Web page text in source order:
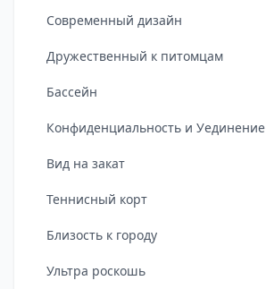
Современный дизайн
Дружественный к питомцам
Бассейн
Конфиденциальность и Уединение
Вид на закат
Теннисный корт
Близость к городу
Ультра роскошь